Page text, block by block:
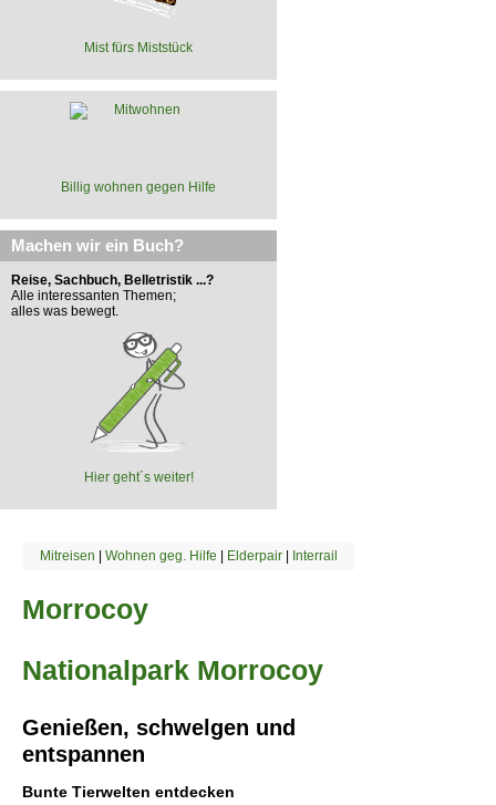
Mist fürs Miststück
Billig wohnen gegen Hilfe
Machen wir ein Buch?
Reise, Sachbuch, Belletristik ...?
Alle interessanten Themen;
alles was bewegt.
Hier geht´s weiter!
Mitreisen | Wohnen geg. Hilfe | Elderpair| Interrail
Morrocoy
Nationalpark Morrocoy
Genießen, schwelgen und
entspannen
Bunte Tierwelten entdecken